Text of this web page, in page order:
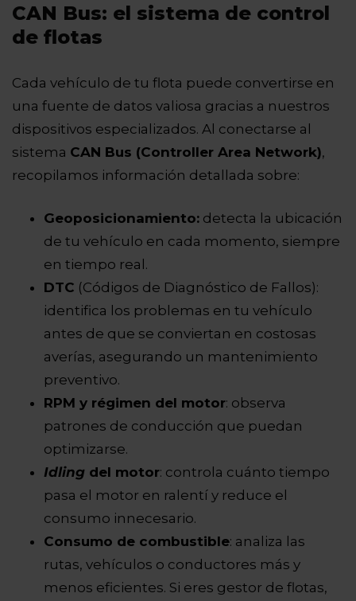
CAN Bus: el sistema de control
de flotas
Cada vehículo de tu flota puede convertirse en
una fuente de datos valiosa gracias a nuestros
dispositivos especializados. Al conectarse al
sistema CAN Bus (Controller Area Network),
recopilamos información detallada sobre:
Geoposicionamiento: detecta la ubicación
de tu vehículo en cada momento, siempre
en tiempo real.
DTC (Códigos de Diagnóstico de Fallos):
identifica los problemas en tu vehículo
antes de que se conviertan en costosas
averías, asegurando un mantenimiento
preventivo.
RPM y régimen del motor: observa
patrones de conducción que puedan
optimizarse.
Idling del motor: controla cuánto tiempo
pasa el motor en ralentí y reduce el
consumo innecesario.
Consumo de combustible: analiza las
rutas, vehículos o conductores más y
menos eficientes. Si eres gestor de flotas,